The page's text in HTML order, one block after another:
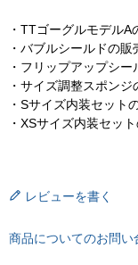
・TTゴーグルモデルA
・バブルシールドの販
・フリップアップシ
・サイズ調整スポンジ
・Sサイズ内装セット
・XSサイズ内装セッ
レビューを書く
商品についてのお問い